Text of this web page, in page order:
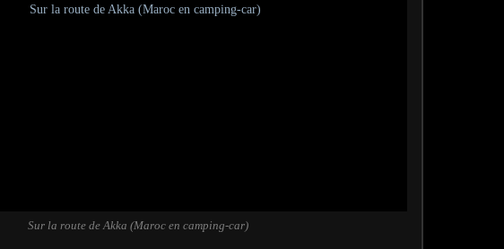
Sur la route de Akka (Maroc en camping-car)